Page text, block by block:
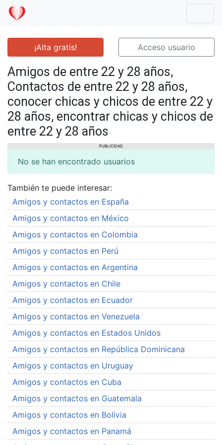
¡Alta gratis! Acceso usuario
Amigos de entre 22 y 28 años,
Contactos de entre 22 y 28 años,
conocer chicas y chicos de entre 22 y
28 años, encontrar chicas y chicos de
entre 22 y 28 años
PUBLICIDAD
No se han encontrado usuarios
También te puede interesar:
Amigos y contactos en España
Amigos y contactos en México
Amigos y contactos en Colombia
Amigos y contactos en Perú
Amigos y contactos en Argentina
Amigos y contactos en Chile
Amigos y contactos en Ecuador
Amigos y contactos en Venezuela
Amigos y contactos en Estados Unidos
Amigos y contactos en República Dominicana
Amigos y contactos en Uruguay
Amigos y contactos en Cuba
Amigos y contactos en Guatemala
Amigos y contactos en Bolivia
Amigos y contactos en Panamá